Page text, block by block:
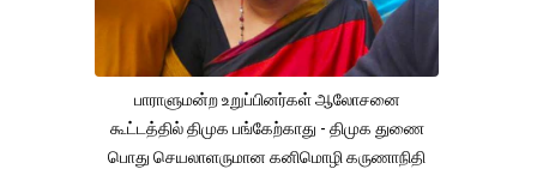
பாராளுமன்ற உறுப்பினர்கள் ஆலோசனை
கூட்டத்தில் திமுக பங்கேற்காது - திமுக துணை
பொது செயலாளருமான கனிமொழி கருணாநிதி